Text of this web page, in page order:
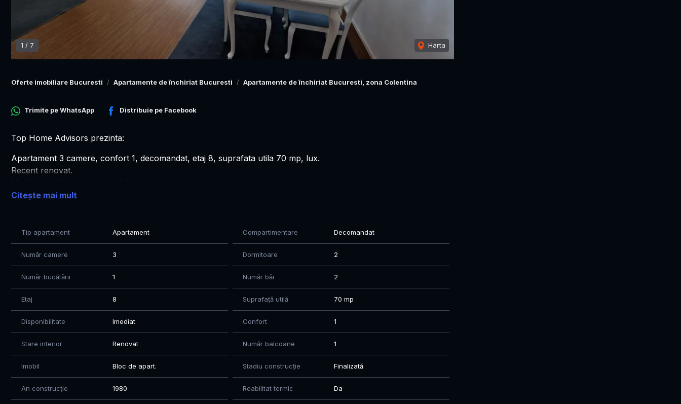
1 / 7 Harta
Oferte imobiliare Bucuresti Apartamente de închiriat Bucuresti Apartamente de închiriat Bucuresti, zona Colentina
Trimite peWhatsApp Distribuie pe Facebook
Top Home Advisors prezinta:
Apartament 3 camere, confort 1, decomandat, etaj 8, suprafata utila 70 mp, lux.
Recent renovat.
Disponibil imediat. Apartamentul este situat in apropiere de parcul Plumbuita, zona linistita. Acces rapid la mijloace
Pret 650 EUR negociabil.
📞 Pentru detalii suplimentare și programări vizionare, nu ezitați să mă contactați în privat.
Citește mai mult
Tip apartament Apartament Compartimentare Decomandat
Număr camere 3 Dormitoare 2
Număr bucătării 1 Număr băi 2
Etaj 8 Suprafață utilă 70 mp
Disponibilitate Imediat Confort 1
Stare interior Renovat Număr balcoane 1
Imobil Bloc de apart. Stadiu construcție Finalizată
An construcție 1980 Reabilitat termic Da